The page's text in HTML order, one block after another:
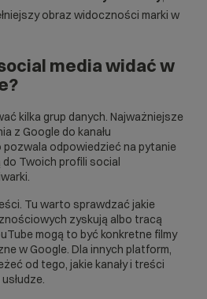
obraz widoczności marki w
media widać w
kilka grup danych. Najważniejsze
z Google do kanału
odpowiedzieć na pytanie
Twoich profili social
Tu warto sprawdzać jakie
zyskują albo tracą
mogą to być konkretne filmy
w Google. Dla innych platform,
od tego, jakie kanały i treści